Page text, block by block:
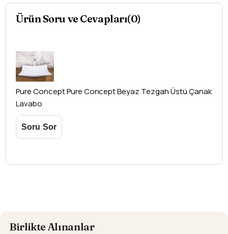
yazdırmanız gerekmektedir.
Ürün Soru ve Cevapları(0)
Pure ConceptPure Concept Beyaz Tezgah Üstü Çanak
Lavabo
Birlikte Alınanlar